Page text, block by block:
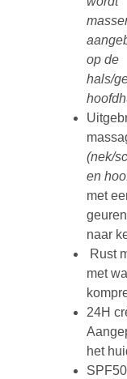
op de
hals/
(nek/
en
met
naar
Rust
met
24H
het
SPF50